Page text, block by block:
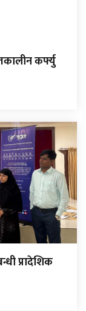
कर्फ्यु
प्रादेशिक